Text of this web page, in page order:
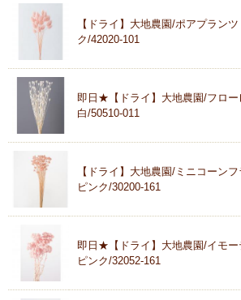
【ドライ】大地農園/ポアプラ
ク/42020-101
即日★【ドライ】大地農園/フロ
白/50510-011
【ドライ】大地農園/ミニコーン
ピンク/30200-161
即日★【ドライ】大地農園/イモー
ピンク/32052-161